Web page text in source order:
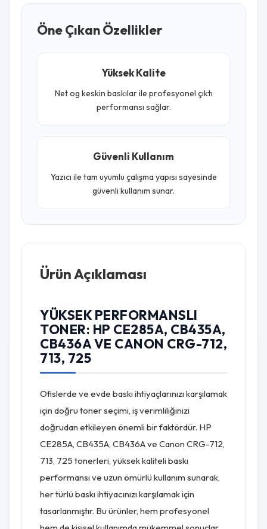
Öne Çıkan Özellikler
Yüksek Kalite
Net og keskin baskılar ile profesyonel çıktı
performansı sağlar.
Güvenli Kullanım
Yazıcı ile tam uyumlu çalışma yapısı sayesinde
güvenli kullanım sunar.
Ürün Açıklaması
YÜKSEK PERFORMANSLI
TONER: HP CE285A, CB435A,
CB436A VE CANON CRG-712,
713, 725
Ofislerde ve evde baskı ihtiyaçlarınızı karşılamak
için doğru toner seçimi, iş verimliliğinizi
doğrudan etkileyen önemli bir faktördür. HP
CE285A, CB435A, CB436A ve Canon CRG-712,
713, 725 tonerleri, yüksek kaliteli baskı
performansı ve uzun ömürlü kullanım sunarak,
her türlü baskı ihtiyacınızı karşılamak için
tasarlanmıştır. Bu ürünler, hem profesyonel